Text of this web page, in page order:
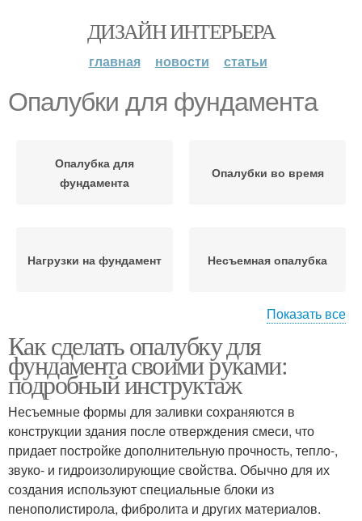
ДИЗАЙН ИНТЕРЬЕРА
главная новости статьи
Опалубки для фундамента
Опалубка для
фундамента
Опалубки во время
Нагрузки на фундамент Несъемная опалубка
пенополистирола
пенополистирола
Полистирольная
опалубка
Постоянная опалубка
Коттеджи из несъемной
Показать все
Как сделать опалубку для
фундамента своими руками:
подробный инструктаж
Несъемные формы для заливки сохраняются в
конструкции здания после отверждения смеси, что
придает постройке дополнительную прочность, тепло-,
звуко- и гидроизолирующие свойства. Обычно для их
создания используют специальные блоки из
пенополистирола, фибролита и других материалов.